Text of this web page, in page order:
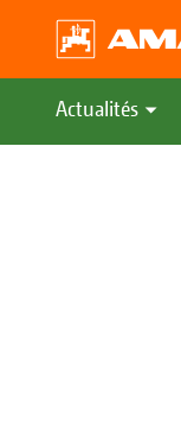
Actualités